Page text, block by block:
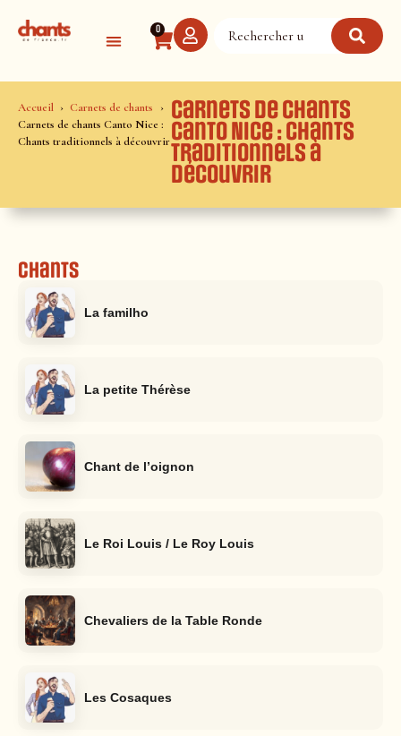
0
Accueil
Carnets de chants
Carnets de chants Canto Nice :
Chants traditionnels à découvrir
Carnets de chants
Canto Nice : Chants
traditionnels à
découvrir
Chants
La familho
La petite Thérèse
Chant de l’oignon
Le Roi Louis / Le Roy Louis
Chevaliers de la Table Ronde
Les Cosaques